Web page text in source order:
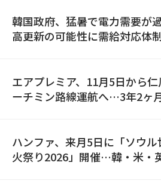
韓国政府、猛暑で電力需要が
高更新の可能性に需給対応体
エアプレミア、11月5日から
ーチミン路線運航へ…3年2ヶ
ハンファ、来月5日に「ソウル
火祭り2026」開催…韓・米・